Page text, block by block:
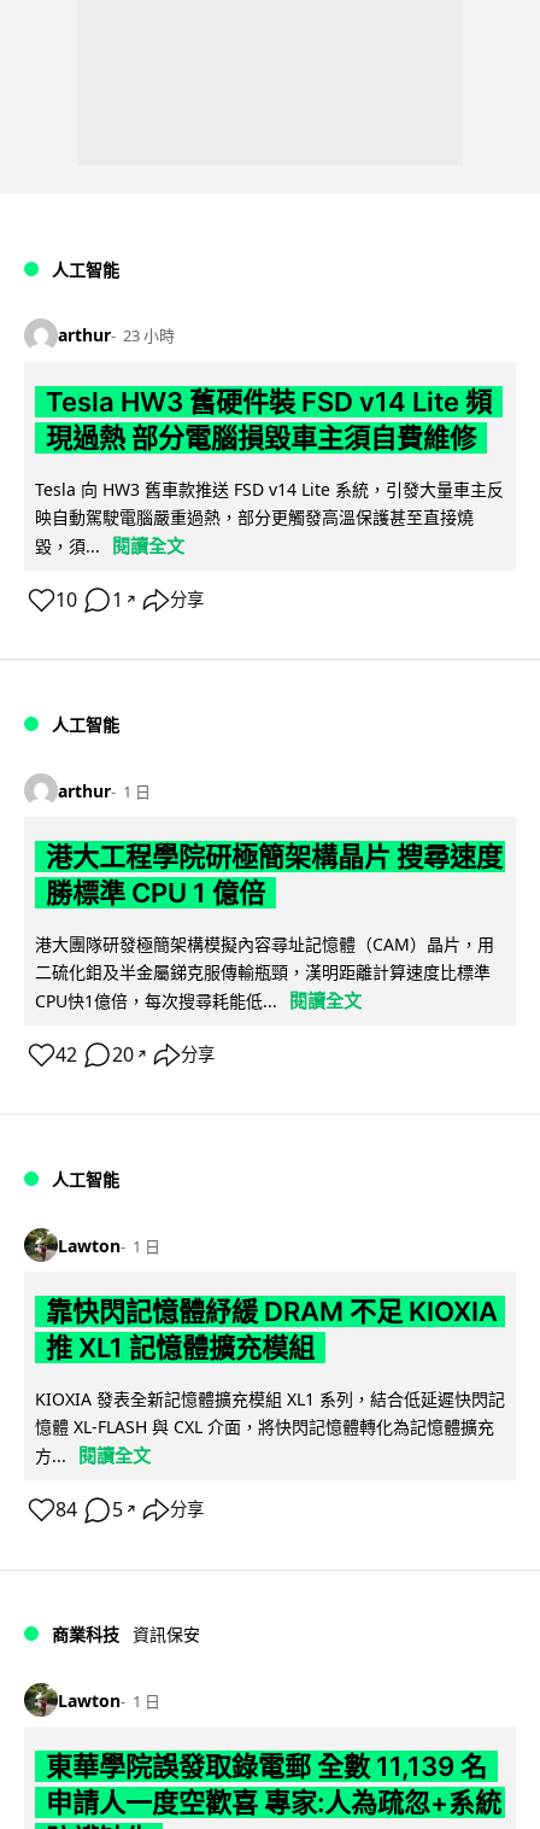
人工智能
arthur 23 小時
Tesla HW3 舊硬件裝 FSD v14 Lite 頻
現過熱 部分電腦損毀車主須自費維修
Tesla 向 HW3 舊車款推送 FSD v14 Lite 系統，引發大量車主反
映自動駕駛電腦嚴重過熱，部分更觸發高溫保護甚至直接燒
毀，須...
閱讀全文
10 1 ↗ 分享
人工智能
arthur 1 日
港大工程學院研極簡架構晶片 搜尋速度
勝標準 CPU 1 億倍
港大團隊研發極簡架構模擬內容尋址記憶體（CAM）晶片，用
二硫化鉬及半金屬銻克服傳輸瓶頸，漢明距離計算速度比標準
CPU快1億倍，每次搜尋耗能低...
閱讀全文
42 20 ↗ 分享
人工智能
Lawton 1 日
靠快閃記憶體紓緩 DRAM 不足 KIOXIA
推 XL1 記憶體擴充模組
KIOXIA 發表全新記憶體擴充模組 XL1 系列，結合低延遲快閃記
憶體 XL-FLASH 與 CXL 介面，將快閃記憶體轉化為記憶體擴充
方...
閱讀全文
84 5 ↗ 分享
商業科技 資訊保安
Lawton 1 日
東華學院誤發取錄電郵 全數 11,139 名
申請人一度空歡喜 專家:人為疏忽+系統